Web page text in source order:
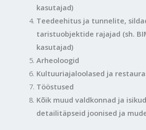
kasutajad)
Teedeehitus ja tunnelite,
taristuobjektide rajajad (sh.
kasutajad)
Arheoloogid
Kultuuriajaloolased ja
Tööstused
Kõik muud valdkonnad ja
detailitäpseid joonised ja